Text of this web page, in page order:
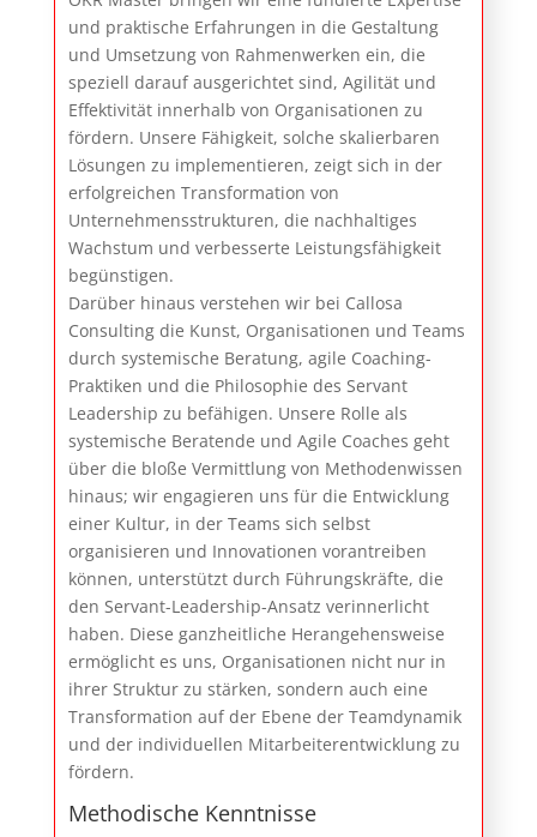
und praktische Erfahrungen in die Gestaltung
und Umsetzung von Rahmenwerken ein, die
speziell darauf ausgerichtet sind, Agilität und
Effektivität innerhalb von Organisationen zu
fördern. Unsere Fähigkeit, solche skalierbaren
Lösungen zu implementieren, zeigt sich in der
erfolgreichen Transformation von
Unternehmensstrukturen, die nachhaltiges
Wachstum und verbesserte Leistungsfähigkeit
begünstigen.
Darüber hinaus verstehen wir bei Callosa
Consulting die Kunst, Organisationen und Teams
durch systemische Beratung, agile Coaching-
Praktiken und die Philosophie des Servant
Leadership zu befähigen. Unsere Rolle als
systemische Beratende und Agile Coaches geht
über die bloße Vermittlung von Methodenwissen
hinaus; wir engagieren uns für die Entwicklung
einer Kultur, in der Teams sich selbst
organisieren und Innovationen vorantreiben
können, unterstützt durch Führungskräfte, die
den Servant-Leadership-Ansatz verinnerlicht
haben. Diese ganzheitliche Herangehensweise
ermöglicht es uns, Organisationen nicht nur in
ihrer Struktur zu stärken, sondern auch eine
Transformation auf der Ebene der Teamdynamik
und der individuellen Mitarbeiterentwicklung zu
fördern.
Methodische Kenntnisse